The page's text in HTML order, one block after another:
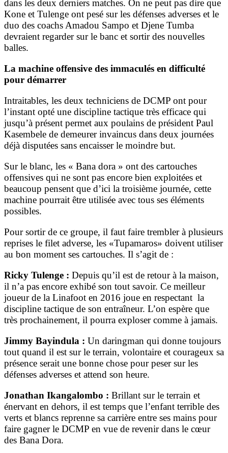
dans les deux derniers matches. On ne peut pas dire que
Kone et Tulenge ont pesé sur les défenses adverses et le
duo des coachs Amadou Sampo et Djene Tumba
devraient regarder sur le banc et sortir des nouvelles
balles.
La machine offensive des immaculés en difficulté
pour démarrer
Intraitables, les deux techniciens de DCMP ont pour
l’instant opté une discipline tactique très efficace qui
jusqu’à présent permet aux poulains de président Paul
Kasembele de demeurer invaincus dans deux journées
déjà disputées sans encaisser le moindre but.
Sur le blanc, les « Bana dora » ont des cartouches
offensives qui ne sont pas encore bien exploitées et
beaucoup pensent que d’ici la troisième journée, cette
machine pourrait être utilisée avec tous ses éléments
possibles.
Pour sortir de ce groupe, il faut faire trembler à plusieurs
reprises le filet adverse, les «Tupamaros» doivent utiliser
au bon moment ses cartouches. Il s’agit de :
Ricky Tulenge : Depuis qu’il est de retour à la maison,
il n’a pas encore exhibé son tout savoir. Ce meilleur
joueur de la Linafoot en 2016 joue en respectant la
discipline tactique de son entraîneur. L’on espère que
très prochainement, il pourra exploser comme à jamais.
Jimmy Bayindula : Un daringman qui donne toujours
tout quand il est sur le terrain, volontaire et courageux sa
présence serait une bonne chose pour peser sur les
défenses adverses et attend son heure.
Jonathan Ikangalombo : Brillant sur le terrain et
énervant en dehors, il est temps que l’enfant terrible des
verts et blancs reprenne sa carrière entre ses mains pour
faire gagner le DCMP en vue de revenir dans le cœur
des Bana Dora.